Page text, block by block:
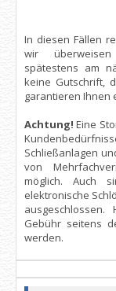
In diesen Fällen
wir
spätestens am
keine Gutschrift,
garantieren Ihnen
Achtung! Eine
Schließanlagen
von
möglich. Auch
elektronische
Gebühr seitens
werden.